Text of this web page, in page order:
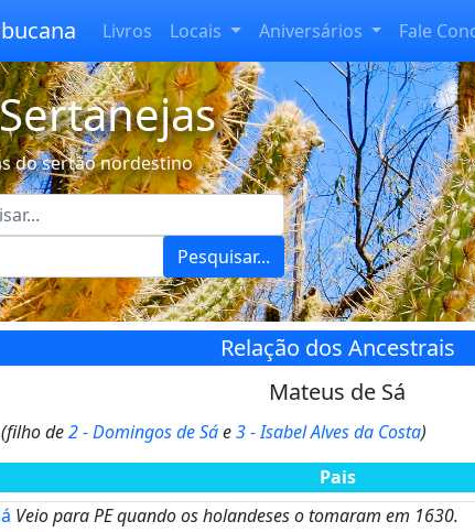
Livros Locais Aniversários Fale
do sertão nordestino
Pesquisar...
Relação dos Ancestrais
Mateus de Sá
(filho de2 - Domingos de Sáe3 - Isabel Alves da Costa)
Pais
Veio para PE quando os holandeses o tomaram em 1630.